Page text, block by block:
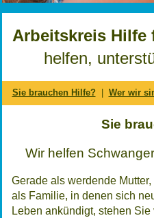
Arbeitskreis Hilfe
helfen,
Sie brauchen Hilfe? | Wer wir
Sie
Wir helfen
Gerade als werdende
als Familie, in denen sich
Leben ankündigt, stehen Sie